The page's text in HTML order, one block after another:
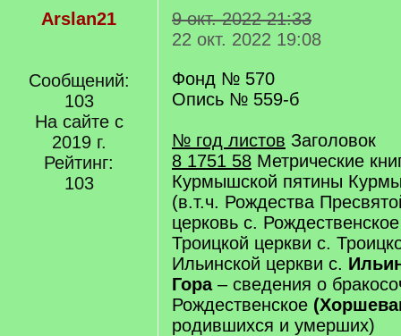
Arslan21
Сообщений:
103
На сайте с
2019 г.
Рейтинг:
103
9 окт. 2022 21:33
22 окт. 2022 19:08
Фонд № 570
Опись № 559-б
№ год листов Заголовок
8 1751 58 Метрические
Курмышской пятины
(в.т.ч. Рождества
церковь с.
Троицкой церкви с.
Ильинской церкви с.
Гора– сведения о
Рождественское
родившихся и умерших)